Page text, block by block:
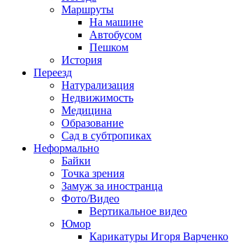
Маршруты
На машине
Автобусом
Пешком
История
Переезд
Натурализация
Недвижимость
Медицина
Образование
Сад в субтропиках
Неформально
Байки
Точка зрения
Замуж за иностранца
Фото/Видео
Вертикальное видео
Юмор
Карикатуры Игоря Варченко